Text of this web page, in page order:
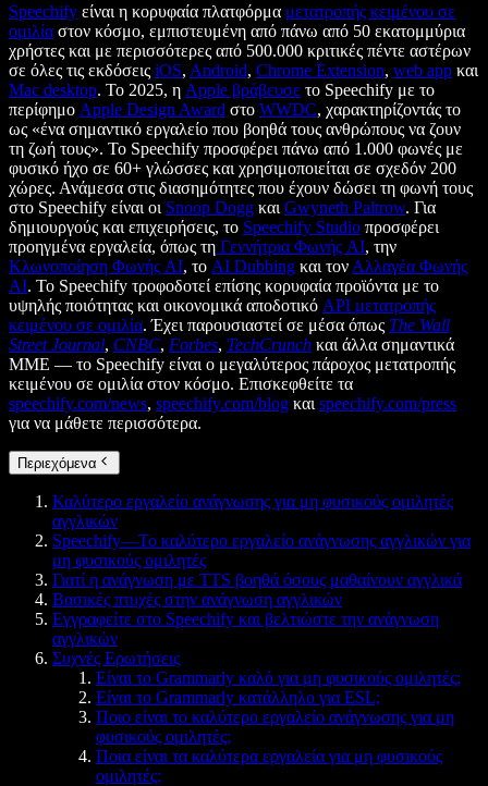
Speechify είναι η κορυφαία πλατφόρμα μετατροπής κειμένου σε
ομιλία στον κόσμο, εμπιστευμένη από πάνω από 50 εκατομμύρια
χρήστες και με περισσότερες από 500.000 κριτικές πέντε αστέρων
σε όλες τις εκδόσεις iOS, Android, Chrome Extension, web app και
Mac desktop. Το 2025, η Apple βράβευσε το Speechify με το
περίφημο Apple Design Award στο WWDC, χαρακτηρίζοντάς το
ως «ένα σημαντικό εργαλείο που βοηθά τους ανθρώπους να ζουν
τη ζωή τους». Το Speechify προσφέρει πάνω από 1.000 φωνές με
φυσικό ήχο σε 60+ γλώσσες και χρησιμοποιείται σε σχεδόν 200
χώρες. Ανάμεσα στις διασημότητες που έχουν δώσει τη φωνή τους
στο Speechify είναι οι Snoop Dogg και Gwyneth Paltrow. Για
δημιουργούς και επιχειρήσεις, το Speechify Studio προσφέρει
προηγμένα εργαλεία, όπως τη Γεννήτρια Φωνής AI, την
Κλωνοποίηση Φωνής AI, το AI Dubbing και τον Αλλαγέα Φωνής
AI. Το Speechify τροφοδοτεί επίσης κορυφαία προϊόντα με το
υψηλής ποιότητας και οικονομικά αποδοτικό API μετατροπής
κειμένου σε ομιλία. Έχει παρουσιαστεί σε μέσα όπως The Wall
Street Journal, CNBC, Forbes, TechCrunch και άλλα σημαντικά
ΜΜΕ — το Speechify είναι ο μεγαλύτερος πάροχος μετατροπής
κειμένου σε ομιλία στον κόσμο. Επισκεφθείτε τα
speechify.com/news, speechify.com/blog και speechify.com/press
για να μάθετε περισσότερα.
Περιεχόμενα
Καλύτερο εργαλείο ανάγνωσης για μη φυσικούς ομιλητές
αγγλικών
Speechify—Το καλύτερο εργαλείο ανάγνωσης αγγλικών για
μη φυσικούς ομιλητές
Γιατί η ανάγνωση με TTS βοηθά όσους μαθαίνουν αγγλικά
Βασικές πτυχές στην ανάγνωση αγγλικών
Εγγραφείτε στο Speechify και βελτιώστε την ανάγνωση
αγγλικών
Συχνές Ερωτήσεις
Είναι το Grammarly καλό για μη φυσικούς ομιλητές;
Είναι το Grammarly κατάλληλο για ESL;
Ποιο είναι το καλύτερο εργαλείο ανάγνωσης για μη
φυσικούς ομιλητές;
Ποια είναι τα καλύτερα εργαλεία για μη φυσικούς
ομιλητές;